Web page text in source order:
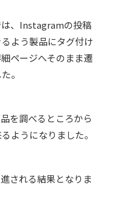
は、Instagramの投稿
よう製品にタグ付け
ページへそのまま遷
。
を調べるところから
ようになりました。
される結果となりま